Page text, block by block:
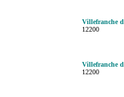
Villefranche
12200
Villefranche
12200